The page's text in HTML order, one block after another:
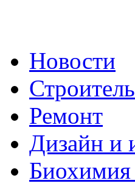
Новости
Ремонт
Дизайн и
Биохимия